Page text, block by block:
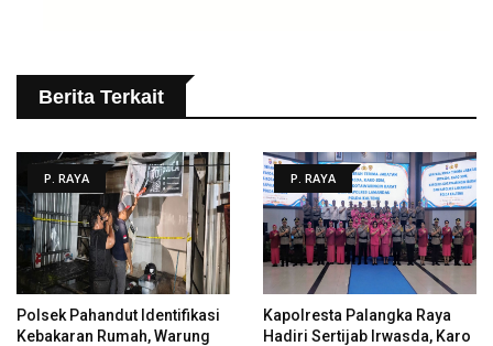
Berita Terkait
P. RAYA
Polsek Pahandut Identifikasi
Kebakaran Rumah, Warung
P. RAYA
Kapolresta Palangka Raya
Hadiri Sertijab Irwasda, Karo